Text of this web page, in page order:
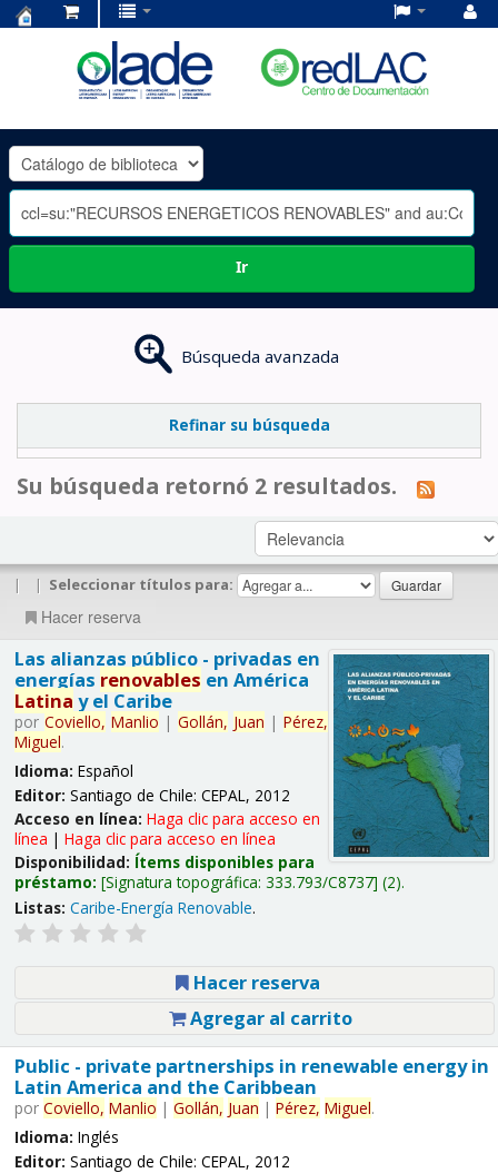
OLADE
-
Ir
Búsqueda avanzada
Refinar su búsqueda
Su búsqueda retornó 2 resultados.
| | Seleccionar títulos para:
Hacer reserva
Las alianzas público - privadas en
energías renovables en América
Latina y el Caribe
por Coviello, Manlio | Gollán, Juan | Pérez,
Miguel.
Idioma: Español
Editor: Santiago de Chile: CEPAL, 2012
Acceso en línea: Haga clic para acceso en
línea | Haga clic para acceso en línea
Disponibilidad: Ítems disponibles para
préstamo: Signatura topográfica: 333.793/C8737 (2).
Listas: Caribe-Energía Renovable.
Hacer reserva
Agregar al carrito
Public - private partnerships in renewable energy in
Latin America and the Caribbean
por Coviello, Manlio | Gollán, Juan | Pérez, Miguel.
Idioma: Inglés
Editor: Santiago de Chile: CEPAL, 2012